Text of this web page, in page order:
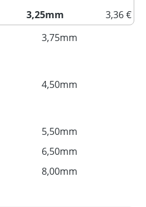
3,25mm
3,36 €
3,25mm
3,75mm(Diese Option
4,50mm(Diese Option
nicht verfügbar.)
5,50mm(Diese Option
nicht verfügbar.)
6,50mm(Diese Option
nicht verfügbar.)
8,00mm(Diese Option